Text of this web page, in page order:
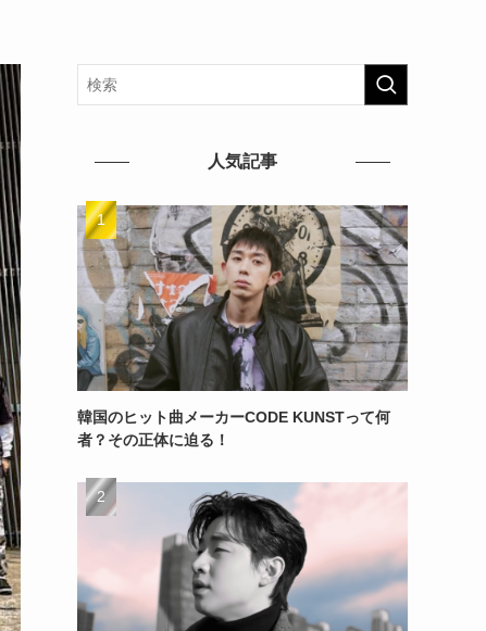
人気記事
韓国のヒット曲メーカーCODE KUNSTって何
者？その正体に迫る！